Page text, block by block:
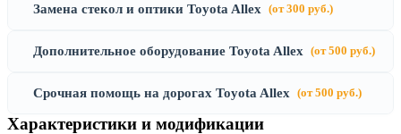
Замена стекол и оптики Toyota Allex (от 300 руб.)
Дополнительное оборудование Toyota Allex (от 500 руб.)
Срочная помощь на дорогах Toyota Allex (от 500 руб.)
Характеристики и модификации